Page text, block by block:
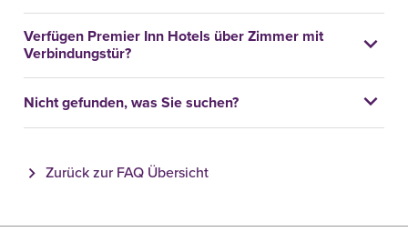
Verfügen Premier Inn Hotels über Zimmer mit
Verbindungstür?
Nicht gefunden, was Sie suchen?
Zurück zur FAQ Übersicht